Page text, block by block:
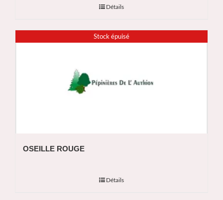
Détails
Stock épuisé
OSEILLE ROUGE
Détails